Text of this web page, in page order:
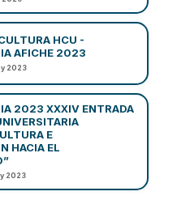
HCU -
AFICHE 2023
2023
2023 XXXIV ENTRADA
E
HACIA EL
2023